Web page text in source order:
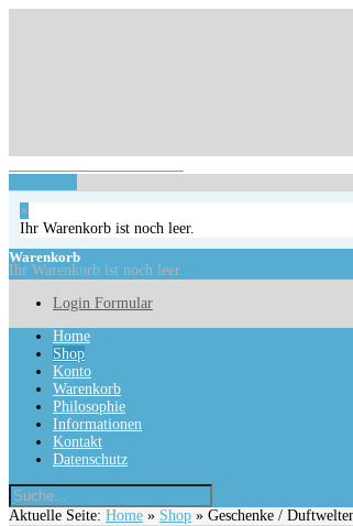
Login Formular
×
Ihr Warenkorb ist noch leer.
Warenkorb
Ihr Warenkorb ist noch leer.
Login Formular
Home
Shop
Konto
Warenkorb
Philosophie
Informationen
Kontakt
Datenschutz
Aktuelle Seite: Home » Shop » Geschenke /